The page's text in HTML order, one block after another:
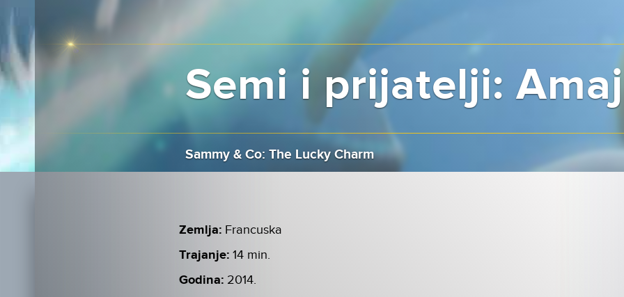
Semi i prijatelji:
Sammy & Co: The Lucky Charm
Zemlja: Francuska
Trajanje: 14 min.
Godina: 2014.